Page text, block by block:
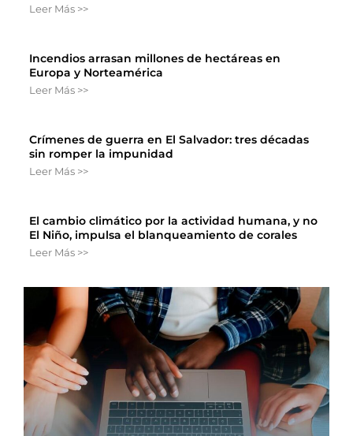
Leer Más >>
Incendios arrasan millones de hectáreas en
Europa y Norteamérica
Leer Más >>
Crímenes de guerra en El Salvador: tres décadas
sin romper la impunidad
Leer Más >>
El cambio climático por la actividad humana, y no
El Niño, impulsa el blanqueamiento de corales
Leer Más >>